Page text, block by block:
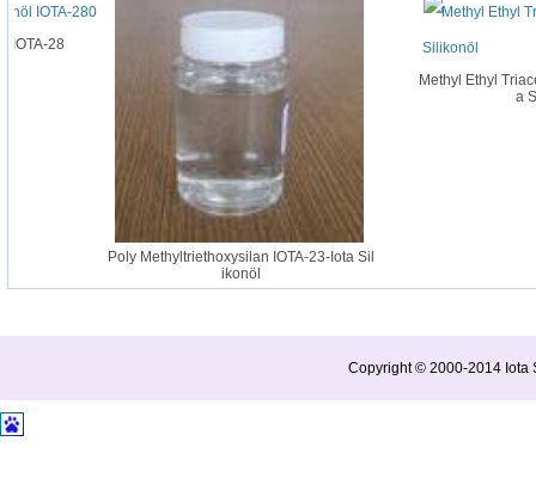
28
Poly Methyltriethoxysilan IOTA-23-Iota Sil
ikonöl
Methyl Ethyl
a
Copyright © 2000-2014 Iota